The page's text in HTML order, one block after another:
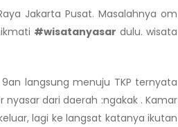
Jakarta Pusat. Masalahnya om
#wisatanyasar dulu. wisata
langsung menuju TKP ternyata
dari daerah :ngakak . Kamar
lagi ke langsat katanya ikutan